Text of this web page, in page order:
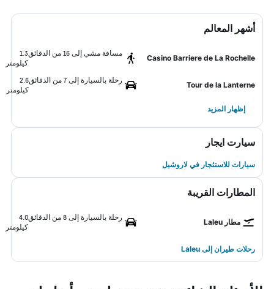
أشهر المعالم
Casino Barriere de La Rochelle
مسافة مشي إلى 16 من الدقائق
1.3
كيلومتر
Tour de la Lanterne
رحلة بالسيارة إلى 7 من الدقائق
2.6
كيلومتر
إظهار المزيد
سيارت ايجار
سيارات للاستئجار في لاروشيل
المطارات القريبة
مطار Laleu
رحلة بالسيارة إلى 8 من الدقائق
4.0
كيلومتر
رحلات طيران إلى Laleu